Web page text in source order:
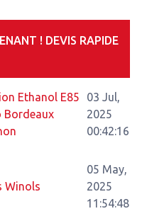
! DEVIS RAPIDE
Ethanol E85
Bordeaux
03 Jul,
2025
00:42:16
Winols
05 May,
2025
11:54:48